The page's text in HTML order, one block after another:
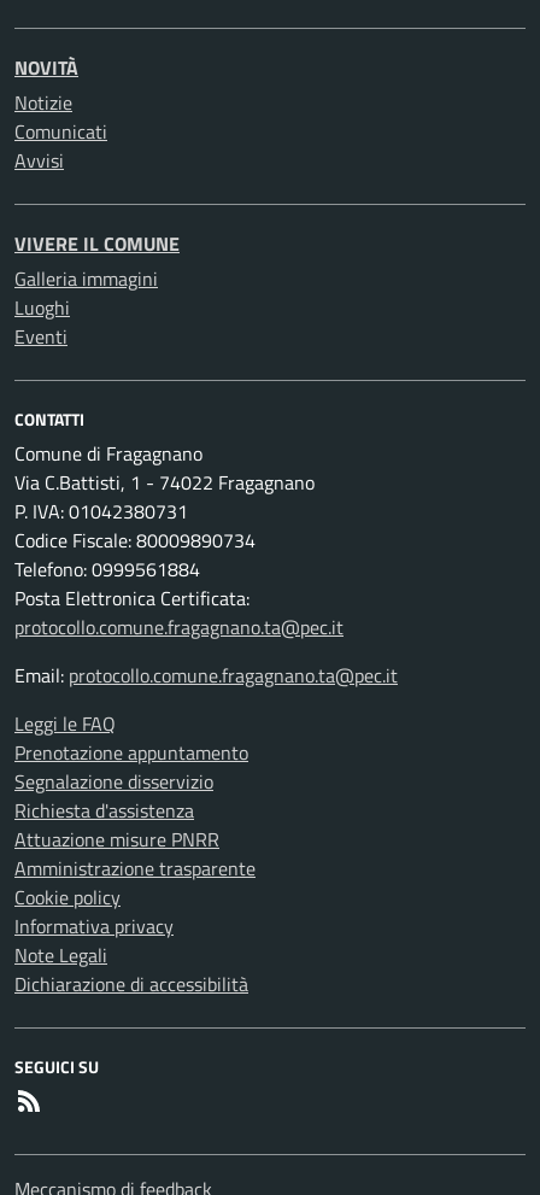
NOVITÀ
Notizie
Comunicati
Avvisi
VIVERE IL COMUNE
Galleria immagini
Luoghi
Eventi
CONTATTI
Comune di Fragagnano
Via C.Battisti, 1 - 74022 Fragagnano
P. IVA: 01042380731
Codice Fiscale: 80009890734
Telefono: 0999561884
Posta Elettronica Certificata:
protocollo.comune.fragagnano.ta@pec.it
Email: protocollo.comune.fragagnano.ta@pec.it
Leggi le FAQ
Prenotazione appuntamento
Segnalazione disservizio
Richiesta d'assistenza
Attuazione misure PNRR
Amministrazione trasparente
Cookie policy
Informativa privacy
Note Legali
Dichiarazione di accessibilità
SEGUICI SU
Meccanismo di feedback